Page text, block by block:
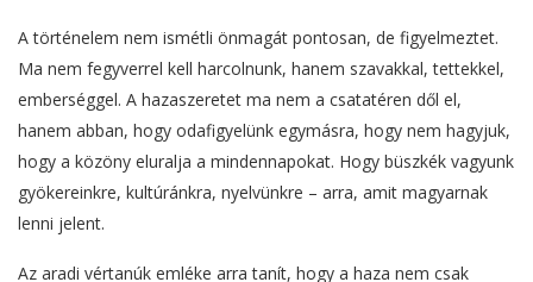
A történelem nem ismétli önmagát pontosan, de figyelmeztet.
Ma nem fegyverrel kell harcolnunk, hanem szavakkal, tettekkel,
emberséggel. A hazaszeretet ma nem a csatatéren dől el,
hanem abban, hogy odafigyelünk egymásra, hogy nem hagyjuk,
hogy a közöny eluralja a mindennapokat. Hogy büszkék vagyunk
gyökereinkre, kultúránkra, nyelvünkre – arra, amit magyarnak
lenni jelent.
Az aradi vértanúk emléke arra tanít, hogy a haza nem csak